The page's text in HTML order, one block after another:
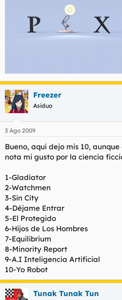
Freezer
Asiduo
3 Ago 2009
Bueno, aquí dejo mis 10,
nota mi gusto por la ciencia
1-Gladiator
2-Watchmen
3-Sin City
4-Déjame Entrar
5-El Protegido
6-Hijos de Los Hombres
7-Equilibrium
8-Minority Report
9-A.I Inteligencia Artificial
10-Yo Robot
Tunak Tunak Tun